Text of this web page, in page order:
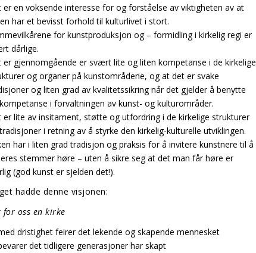
er en voksende interesse for og forståelse av viktigheten av at
har et bevisst forhold til kulturlivet i stort.
for kunstproduksjon og – formidling i kirkelig regi er
dårlige.
er gjennomgående er svært lite og liten kompetanse i de kirkelige
og organer på kunstområdene, og at det er svake
og liten grad av kvalitetssikring når det gjelder å benytte
i forvaltningen av kunst- og kulturområder.
er lite av insitament, støtte og utfordring i de kirkelige strukturer
i retning av å styrke den kirkelig-kulturelle utviklingen.
har i liten grad tradisjon og praksis for å invitere kunstnere til å
stemmer høre – uten å sikre seg at det man får høre er
(god kunst er sjelden det!).
hadde denne visjonen:
for oss en kirke
dristighet feirer det lekende og skapende mennesket
det tidligere generasjoner har skapt